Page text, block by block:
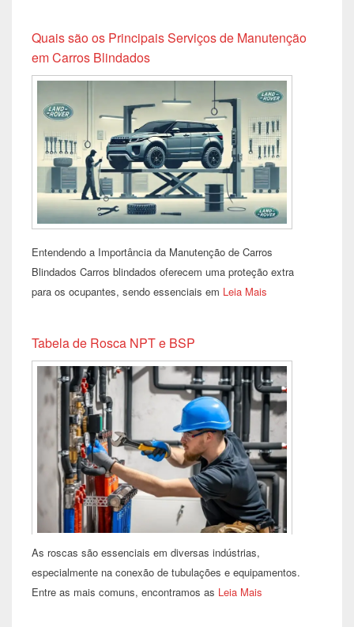
Quais são os Principais Serviços de Manutenção
em Carros Blindados
Entendendo a Importância da Manutenção de Carros
Blindados Carros blindados oferecem uma proteção extra
para os ocupantes, sendo essenciais em Leia Mais
Tabela de Rosca NPT e BSP
As roscas são essenciais em diversas indústrias,
especialmente na conexão de tubulações e equipamentos.
Entre as mais comuns, encontramos as Leia Mais